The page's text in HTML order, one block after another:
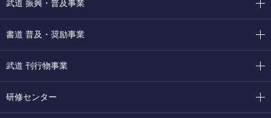
武道 振興・普及事業
書道 普及・奨励事業
武道 刊行物事業
研修センター